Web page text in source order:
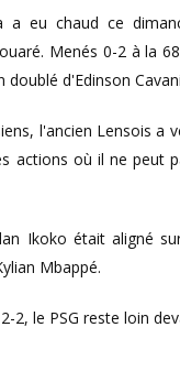
a eu chaud ce
Menés 0-2 à la
d'Edinson
l'ancien Lensois
actions où il ne peut
Ikoko était aligné
Mbappé.
2, le PSG reste loin